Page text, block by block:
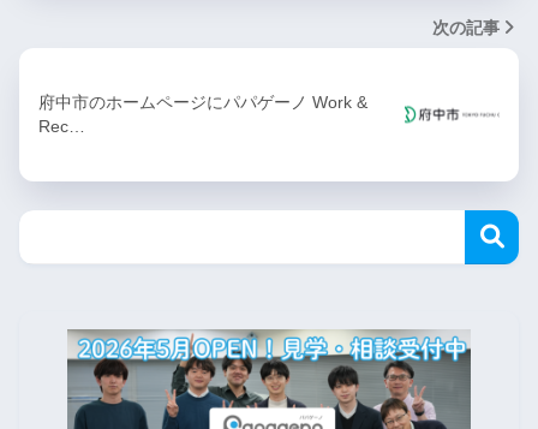
次の記事
府中市のホームページにパパゲーノ Work &
Rec…